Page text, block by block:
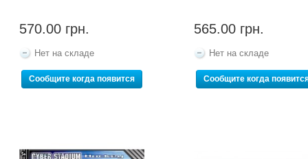
570.00 грн.
Нет на складе
Сообщите когда появится
565.00 грн.
Нет на складе
Сообщите когда